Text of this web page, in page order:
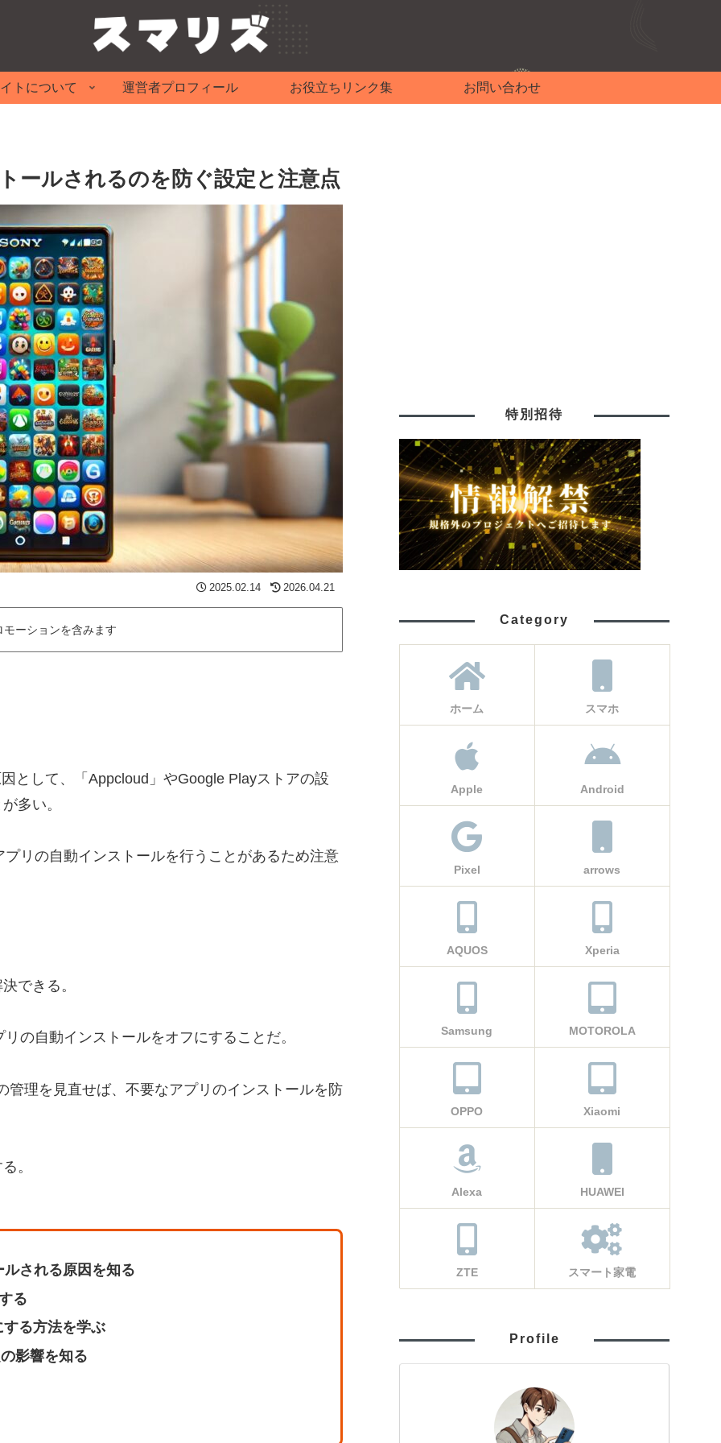
トについて 運営者プロフィール お役立ちリンク集 お問い合わせ
ールされるのを防ぐ設定と注意点
2025.02.14 2026.04.21
ーションを含みます
として、「Appcloud」やGoogle Playストアの設
多い。
リの自動インストールを行うことがあるため注意
できる。
の自動インストールをオフにすることだ。
理を見直せば、不要なアプリのインストールを防
。
される原因を知る
る
る方法を学ぶ
影響を知る
特別招待
Category
ホーム スマホ
Apple Android
Pixel arrows
AQUOS Xperia
Samsung MOTOROLA
OPPO Xiaomi
Alexa HUAWEI
ZTE スマート家電
Profile